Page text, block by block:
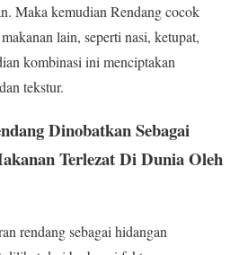
Maka kemudian Rendang cocok
lain, seperti nasi, ketupat,
kombinasi ini menciptakan
tekstur.
Dinobatkan Sebagai
Terlezat Di Dunia Oleh
rendang sebagai hidangan